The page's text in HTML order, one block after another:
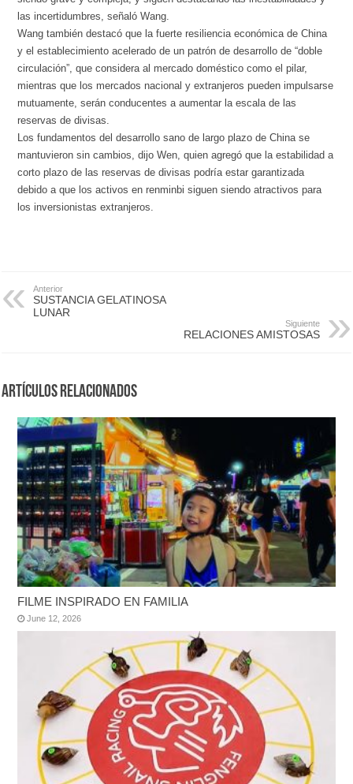
las incertidumbres, señaló Wang.
Wang también destacó que la fuerte resiliencia económica de China
y el establecimiento acelerado de un patrón de desarrollo de “doble
circulación”, que considera al mercado doméstico como el pilar,
mientras que los mercados nacional y extranjeros pueden impulsarse
mutuamente, serán conducentes a aumentar la escala de las
reservas de divisas.
Los fundamentos del desarrollo sano de largo plazo de China se
mantuvieron sin cambios, dijo Wen, quien agregó que la estabilidad a
corto plazo de las reservas de divisas podría estar garantizada
debido a que los activos en renminbi siguen siendo atractivos para
los inversionistas extranjeros.
Anterior
SUSTANCIA GELATINOSA
LUNAR
Siguiente
RELACIONES AMISTOSAS
Artículos Relacionados
FILME INSPIRADO EN FAMILIA
June 12, 2026